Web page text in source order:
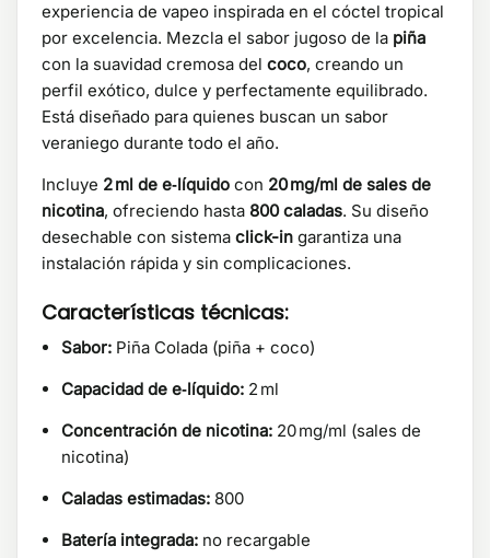
experiencia de vapeo inspirada en el cóctel tropical
por excelencia. Mezcla el sabor jugoso de la piña
con la suavidad cremosa del coco, creando un
perfil exótico, dulce y perfectamente equilibrado.
Está diseñado para quienes buscan un sabor
veraniego durante todo el año.
Incluye 2 ml de e‑líquido con 20 mg/ml de sales de
nicotina, ofreciendo hasta 800 caladas. Su diseño
desechable con sistema click-in garantiza una
instalación rápida y sin complicaciones.
Características técnicas:
Sabor: Piña Colada (piña + coco)
Capacidad de e‑líquido: 2 ml
Concentración de nicotina: 20 mg/ml (sales de
nicotina)
Caladas estimadas: 800
Batería integrada: no recargable